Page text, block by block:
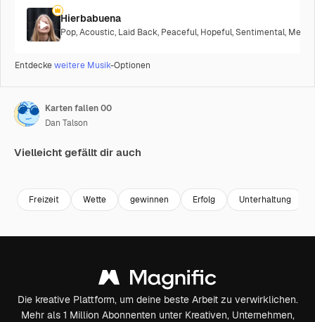
Hierbabuena
Pop,Acoustic, Laid Back, Peaceful, Hopeful,Sentimental,
Entdeckeweitere Musik-Optionen
Karten fallen 00
Dan Talson
Vielleicht gefällt dir auch
Freizeit Wette gewinnen Erfolg Unterhaltung
Die kreative Plattform, um deine beste Arbeit zu verwirklichen.
Mehr als 1 Million Abonnenten unter Kreativen, Unternehmen,